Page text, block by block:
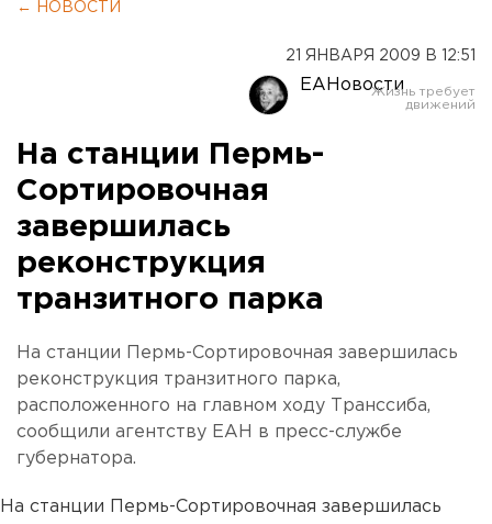
← НОВОСТИ
21 ЯНВАРЯ 2009 В 12:51
ЕАНовости
На станции Пермь-
Сортировочная
завершилась
реконструкция
транзитного парка
На станции Пермь-Сортировочная завершилась
реконструкция транзитного парка,
расположенного на главном ходу Транссиба,
сообщили агентству ЕАН в пресс-службе
губернатора.
На станции Пермь-Сортировочная завершилась